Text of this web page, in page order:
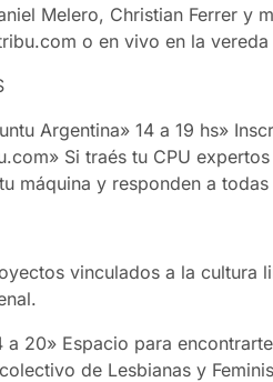
Melero, Christian Ferrer y
o en vivo en la vereda
Argentina» 14 a 19 hs»
Si traés tu CPU
máquina y responden a
vinculados a la cultura
a 20» Espacio para
de Lesbianas y